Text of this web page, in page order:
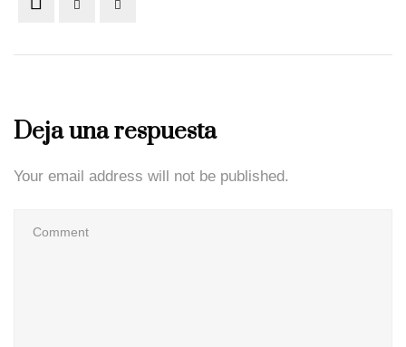
Deja una respuesta
Your email address will not be published.